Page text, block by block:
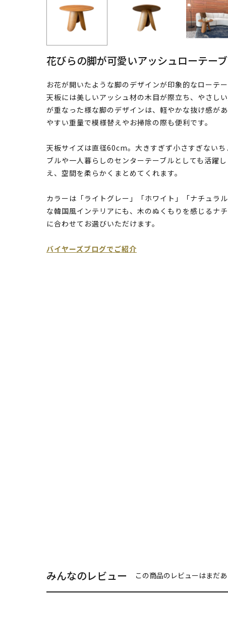
花びらの脚が可愛いアッシュローテー
お花が開いたような脚のデザインが印象的なローテー
天板には美しいアッシュ材の木目が際立ち、やさし
が重なった様な脚のデザインは、軽やかな抜け感が
やすい重量で模様替えやお掃除の際も便利です。
天板サイズは直径60cm。大きすぎず小さすぎない
ブルや一人暮らしのセンターテーブルとしても活躍
え、空間を柔らかくまとめてくれます。
カラーは「ライトグレー」「ホワイト」「ナチュラ
な韓国風インテリアにも、木のぬくもりを感じるナ
に合わせてお選びいただけます。
バイヤーズブログでご紹介
みんなのレビュー この商品のレビューはまだあ